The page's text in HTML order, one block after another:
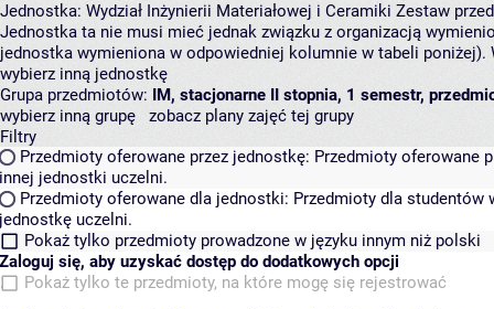
Jednostka: Wydział Inżynierii Materiałowej i Ceramiki Zestaw
Jednostka ta nie musi mieć jednak związku z organizacją
jednostka wymieniona w odpowiedniej kolumnie w tabeli
wybierz inną jednostkę
Grupa przedmiotów: IM, stacjonarne II stopnia, 1 semestr,
wybierz inną grupę
zobacz plany zajęć tej grupy
Filtry
Przedmioty oferowane przez jednostkę: Przedmioty oferowane
innej jednostki uczelni.
Przedmioty oferowane dla jednostki: Przedmioty dla studentów
jednostkę uczelni.
Pokaż tylko przedmioty prowadzone w języku innym niż polski
Zaloguj się, aby uzyskać dostęp do dodatkowych opcji
Pokaż tylko te przedmioty, na które mogę się rejestrować